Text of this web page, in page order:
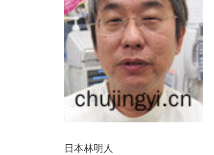
日本林明人